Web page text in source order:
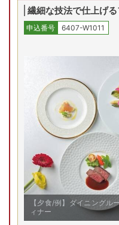
館内に大浴場はございま
を無料でご利用いただけ
ムの利用、ドリンクサー
厚いサポートなどで快適な
Previous
32,440 円
予約
32,440
予約
プラ
繊細な技法で仕上げ
申込番号 6407-W1011
【夕食/例】ダイニングル
ィナー